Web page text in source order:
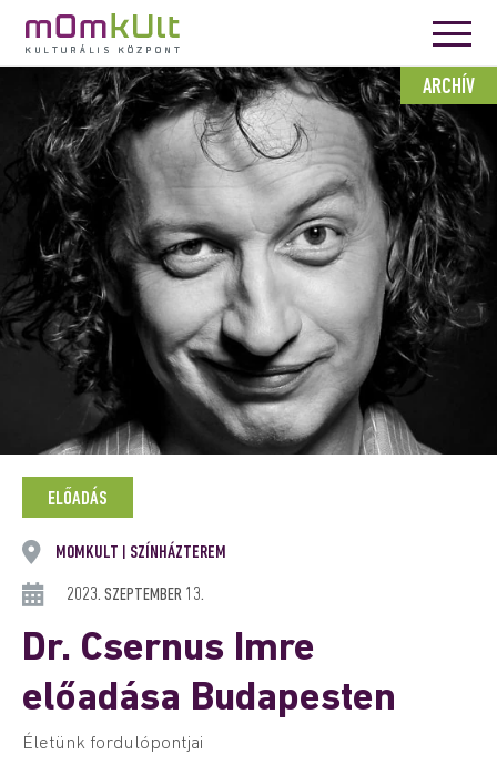
ARCHÍV
ELŐADÁS
MOMKULT SZÍNHÁZTEREM
2023. SZEPTEMBER 13.
Dr. Csernus Imre
előadása Budapesten
Életünk fordulópontjai